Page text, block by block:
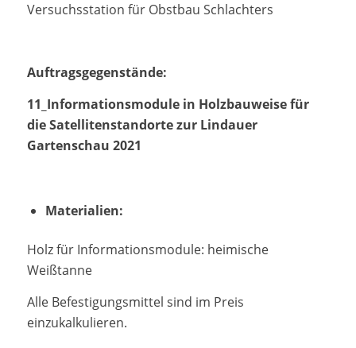
Versuchsstation für Obstbau Schlachters
Auftragsgegenstände:
11_ Informationsmodule in Holzbauweise für
die Satellitenstandorte zur Lindauer
Gartenschau 2021
Materialien:
Holz für Informationsmodule: heimische
Weißtanne
Alle Befestigungsmittel sind im Preis
einzukalkulieren.